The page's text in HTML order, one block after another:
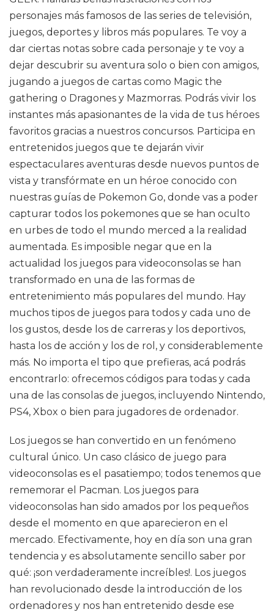
personajes más famosos de las series de televisión,
juegos, deportes y libros más populares. Te voy a
dar ciertas notas sobre cada personaje y te voy a
dejar descubrir su aventura solo o bien con amigos,
jugando a juegos de cartas como Magic the
gathering o Dragones y Mazmorras. Podrás vivir los
instantes más apasionantes de la vida de tus héroes
favoritos gracias a nuestros concursos. Participa en
entretenidos juegos que te dejarán vivir
espectaculares aventuras desde nuevos puntos de
vista y transfórmate en un héroe conocido con
nuestras guías de Pokemon Go, donde vas a poder
capturar todos los pokemones que se han oculto
en urbes de todo el mundo merced a la realidad
aumentada. Es imposible negar que en la
actualidad los juegos para videoconsolas se han
transformado en una de las formas de
entretenimiento más populares del mundo. Hay
muchos tipos de juegos para todos y cada uno de
los gustos, desde los de carreras y los deportivos,
hasta los de acción y los de rol, y considerablemente
más. No importa el tipo que prefieras, acá podrás
encontrarlo: ofrecemos códigos para todas y cada
una de las consolas de juegos, incluyendo Nintendo,
PS4, Xbox o bien para jugadores de ordenador.
Los juegos se han convertido en un fenómeno
cultural único. Un caso clásico de juego para
videoconsolas es el pasatiempo; todos tenemos que
rememorar el Pacman. Los juegos para
videoconsolas han sido amados por los pequeños
desde el momento en que aparecieron en el
mercado. Efectivamente, hoy en día son una gran
tendencia y es absolutamente sencillo saber por
qué: ¡son verdaderamente increíbles!. Los juegos
han revolucionado desde la introducción de los
ordenadores y nos han entretenido desde ese